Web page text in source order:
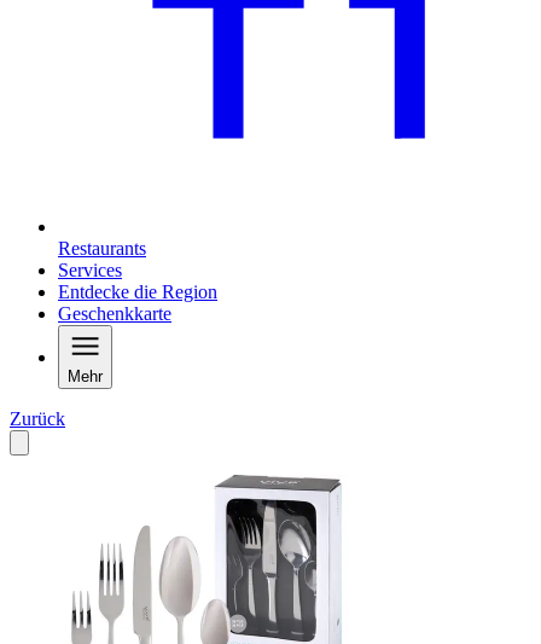
Restaurants
Services
Entdecke die Region
Geschenkkarte
Mehr
Zurück